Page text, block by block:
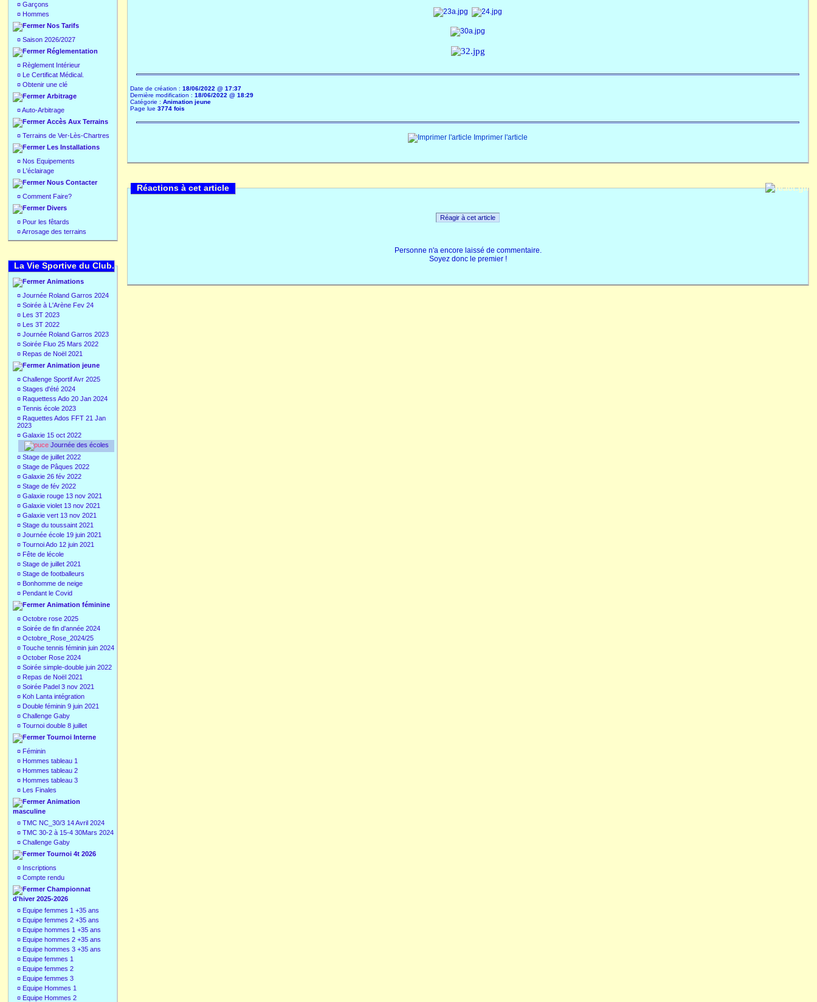
¤ Garçons
¤ Hommes
Nos Tarifs
¤ Saison 2026/2027
Réglementation
¤ Règlement Intérieur
¤ Le Certificat Médical.
¤ Obtenir une clé
Arbitrage
¤Auto-Arbitrage
Accès Aux Terrains
¤ Terrains de Ver-Lès-Chartres
Les Installations
¤ Nos Equipements
¤ L'éclairage
Nous Contacter
¤ Comment Faire?
Divers
¤ Pour les fêtards
¤Arrosage des terrains
La Vie Sportive du Club.
Animations
¤ Journée Roland Garros 2024
¤ Soirée à L'Arène Fev 24
¤ Les 3T 2023
¤ Les 3T 2022
¤ Journée Roland Garros 2023
¤ Soirée Fluo 25 Mars 2022
¤ Repas de Noël 2021
Animation jeune
¤ Challenge Sportif Avr 2025
¤ Stages d'été 2024
¤ Raquettess Ado 20 Jan 2024
¤ Tennis école 2023
¤ Raquettes Ados FFT 21 Jan
2023
¤ Galaxie 15 oct 2022
Journée des écoles
¤ Stage de juillet 2022
¤ Stage de Pâques 2022
¤ Galaxie 26 fév 2022
¤ Stage de fév 2022
¤ Galaxie rouge 13 nov 2021
¤ Galaxie violet 13 nov 2021
¤ Galaxie vert 13 nov 2021
¤ Stage du toussaint 2021
¤ Journée école 19 juin 2021
¤ Tournoi Ado 12 juin 2021
¤ Fête de lécole
¤ Stage de juillet 2021
¤ Stage de footballeurs
¤ Bonhomme de neige
¤ Pendant le Covid
Animation féminine
¤ Octobre rose 2025
¤ Soirée de fin d'année 2024
¤ Octobre_Rose_2024/25
¤ Touche tennis féminin juin 2024
¤ October Rose 2024
¤ Soirée simple-double juin 2022
¤ Repas de Noël 2021
¤ Soirée Padel 3 nov 2021
¤ Koh Lanta intégration
¤ Double féminin 9 juin 2021
¤ Challenge Gaby
¤ Tournoi double 8 juillet
Tournoi Interne
¤ Féminin
¤ Hommes tableau 1
¤ Hommes tableau 2
¤ Hommes tableau 3
¤ Les Finales
Animation
masculine
¤ TMC NC_30/3 14 Avril 2024
¤ TMC 30-2 à 15-4 30Mars 2024
¤ Challenge Gaby
Tournoi 4t 2026
¤ Inscriptions
¤ Compte rendu
Championnat
d'hiver 2025-2026
¤ Equipe femmes 1 +35 ans
¤ Equipe femmes 2 +35 ans
¤ Equipe hommes 1 +35 ans
¤ Equipe hommes 2 +35 ans
¤ Equipe hommes 3 +35 ans
¤ Equipe femmes 1
¤ Equipe femmes 2
¤ Equipe femmes 3
¤ Equipe Hommes 1
¤ Equipe Hommes 2
Date de création : 18/06/2022 @ 17:37
Dernière modification : 18/06/2022 @ 18:29
Catégorie : Animation jeune
Page lue 3774 fois
Imprimer l'article
Réactions à cet article
Réagir à cet article
Personne n'a encore laissé de commentaire.
Soyez donc le premier !